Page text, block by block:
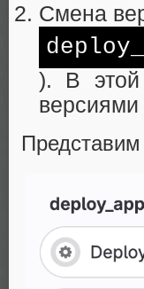
Смена
). В этой